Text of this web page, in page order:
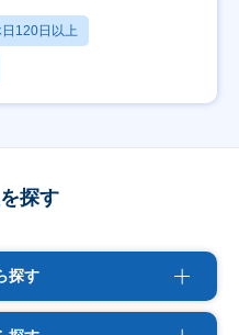
120日以上
探す
探す